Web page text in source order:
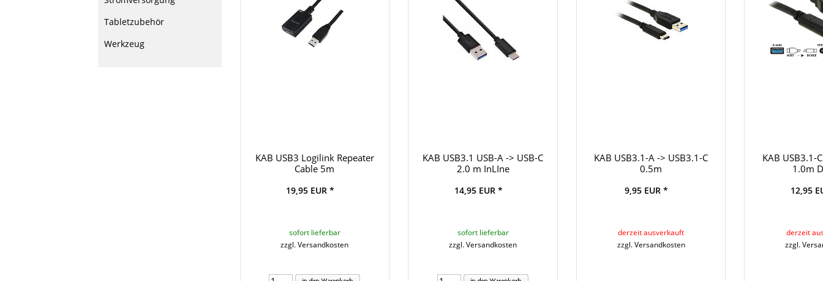
Tabletzubehör
Werkzeug
KAB USB3 Logilink Repeater
Cable 5m
19,95 EUR *
sofort lieferbar
zzgl. Versandkosten
KAB USB3.1 USB-A -> USB-C
2.0 m InLIne
14,95 EUR *
sofort lieferbar
zzgl. Versandkosten
KAB USB3.1-A -> USB3.1-C
0.5m
9,95 EUR *
derzeit ausverkauft
zzgl. Versandkosten
KAB USB3.1-
1.0m
12,95
derzeit
zzgl.